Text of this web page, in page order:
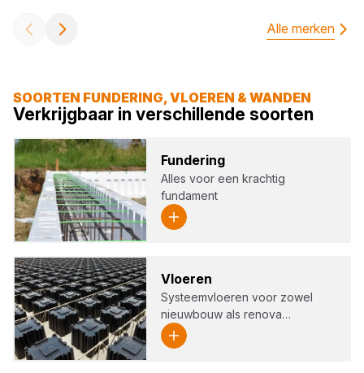
Alle merken
SOORTEN FUNDERING, VLOEREN & WANDEN
Verkrijgbaar in verschillende soorten
Fun­de­ring
Alles voor een krachtig
fundament
Vloe­ren
Systeemvloeren voor zowel
nieuwbouw als renova…